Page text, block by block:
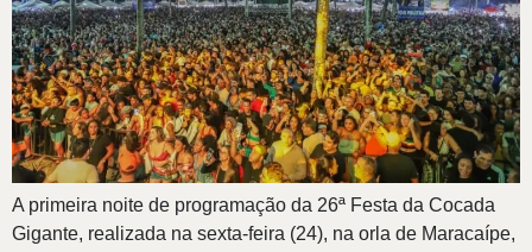
A primeira noite de programação da 26ª Festa da Cocada
Gigante, realizada na sexta-feira (24), na orla de Maracaípe,